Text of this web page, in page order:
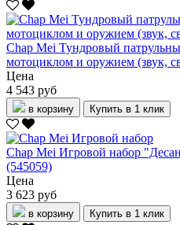
Chap Mei Тундровый
мотоциклом и оружием (звук,
Цена
4 543 руб
в корзину Купить в 1 клик
Chap Mei Игровой набор
(545059)
Цена
3 623 руб
в корзину Купить в 1 клик